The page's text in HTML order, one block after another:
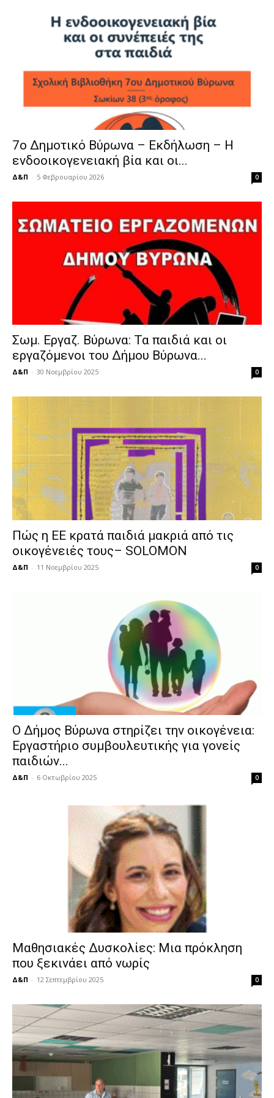
7ο Δημοτικό Βύρωνα – Εκδήλωση – Η
ενδοοικογενειακή βία και οι...
Δ&Π - 5 Φεβρουαρίου 2026 0
Σωμ. Εργαζ. Βύρωνα: Τα παιδιά και οι
εργαζόμενοι του Δήμου Βύρωνα...
Δ&Π - 30 Νοεμβρίου 2025 0
Πώς η ΕΕ κρατά παιδιά μακριά από τις
οικογένειές τους– SOLOMON
Δ&Π - 11 Νοεμβρίου 2025 0
Ο Δήμος Βύρωνα στηρίζει την οικογένεια:
Εργαστήριο συμβουλευτικής για γονείς
παιδιών...
Δ&Π - 6 Οκτωβρίου 2025 0
Μαθησιακές Δυσκολίες: Μια πρόκληση
που ξεκινάει από νωρίς
Δ&Π - 12 Σεπτεμβρίου 2025 0